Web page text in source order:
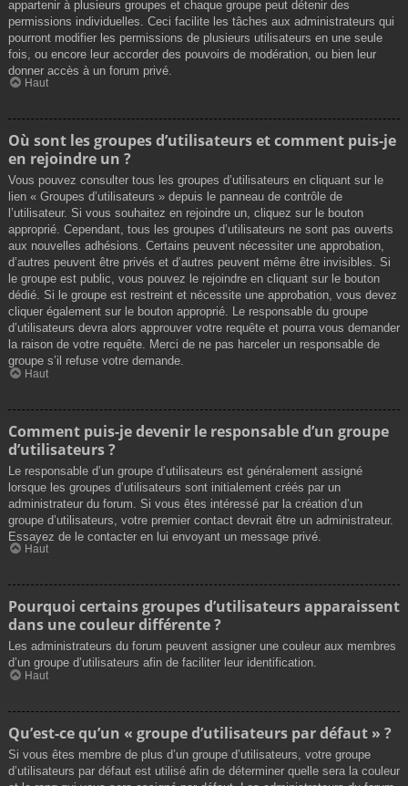
appartenir à plusieurs groupes et chaque groupe peut détenir des
permissions individuelles. Ceci facilite les tâches aux administrateurs qui
pourront modifier les permissions de plusieurs utilisateurs en une seule
fois, ou encore leur accorder des pouvoirs de modération, ou bien leur
donner accès à un forum privé.
Haut
Où sont les groupes d’utilisateurs et comment puis-je
en rejoindre un ?
Vous pouvez consulter tous les groupes d’utilisateurs en cliquant sur le
lien « Groupes d’utilisateurs » depuis le panneau de contrôle de
l’utilisateur. Si vous souhaitez en rejoindre un, cliquez sur le bouton
approprié. Cependant, tous les groupes d’utilisateurs ne sont pas ouverts
aux nouvelles adhésions. Certains peuvent nécessiter une approbation,
d’autres peuvent être privés et d’autres peuvent même être invisibles. Si
le groupe est public, vous pouvez le rejoindre en cliquant sur le bouton
dédié. Si le groupe est restreint et nécessite une approbation, vous devez
cliquer également sur le bouton approprié. Le responsable du groupe
d’utilisateurs devra alors approuver votre requête et pourra vous demander
la raison de votre requête. Merci de ne pas harceler un responsable de
groupe s’il refuse votre demande.
Haut
Comment puis-je devenir le responsable d’un groupe
d’utilisateurs ?
Le responsable d’un groupe d’utilisateurs est généralement assigné
lorsque les groupes d’utilisateurs sont initialement créés par un
administrateur du forum. Si vous êtes intéressé par la création d’un
groupe d’utilisateurs, votre premier contact devrait être un administrateur.
Essayez de le contacter en lui envoyant un message privé.
Haut
Pourquoi certains groupes d’utilisateurs apparaissent
dans une couleur différente ?
Les administrateurs du forum peuvent assigner une couleur aux membres
d’un groupe d’utilisateurs afin de faciliter leur identification.
Haut
Qu’est-ce qu’un « groupe d’utilisateurs par défaut » ?
Si vous êtes membre de plus d’un groupe d’utilisateurs, votre groupe
d’utilisateurs par défaut est utilisé afin de déterminer quelle sera la couleur